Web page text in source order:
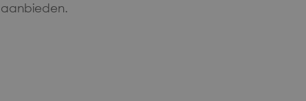
aanbieden.